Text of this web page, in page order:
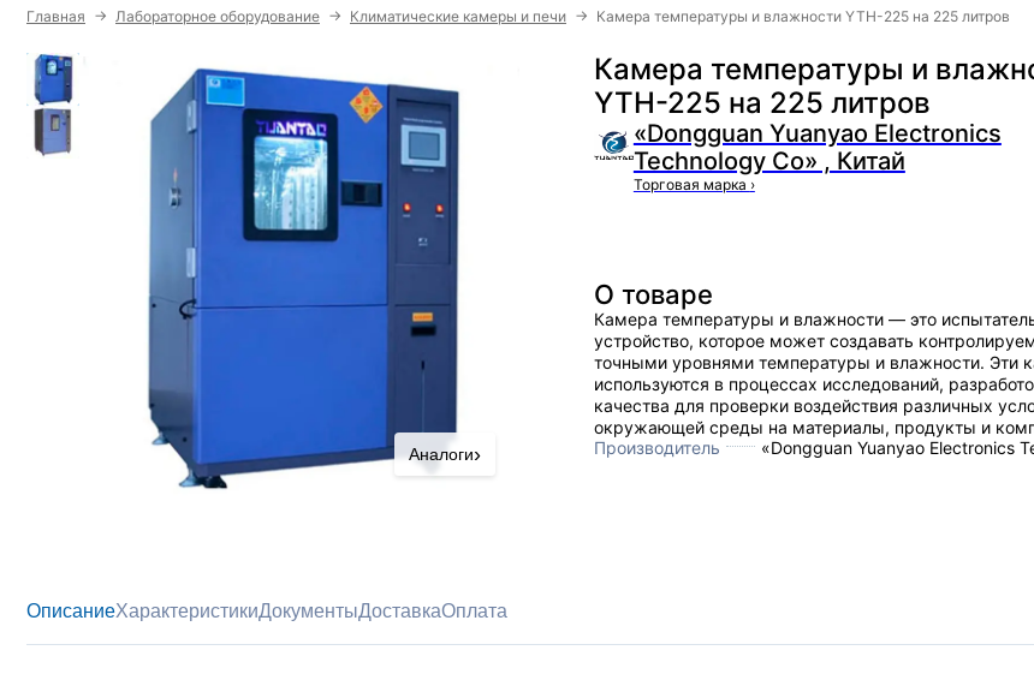
Главная → Лабораторное оборудование → Климатические камеры и печи → Камера температуры и влажности YTH-225 на 225 литров
Камера температуры и
YTH-225 на 225 литров
«Dongguan Yuanyao Electronics
Technology Co» , Китай
Торговая марка ›
Аналоги›
О товаре
Камера температуры и влажности — это
устройство, которое может создавать
точными уровнями температуры и влажности. Эти
используются в процессах исследований,
качества для проверки воздействия различных
окружающей среды на материалы, продукты и
Производитель
«Dongguan Yuanyao Electronics
ОписаниеХарактеристикиДокументыДоставкаОплата